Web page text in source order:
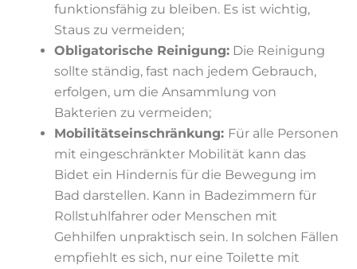
funktionsfähig zu bleiben. Es ist wichtig,
Staus zu vermeiden;
Obligatorische Reinigung: Die Reinigung
sollte ständig, fast nach jedem Gebrauch,
erfolgen, um die Ansammlung von
Bakterien zu vermeiden;
Mobilitätseinschränkung: Für alle Personen
mit eingeschränkter Mobilität kann das
Bidet ein Hindernis für die Bewegung im
Bad darstellen. Kann in Badezimmern für
Rollstuhlfahrer oder Menschen mit
Gehhilfen unpraktisch sein. In solchen Fällen
empfiehlt es sich, nur eine Toilette mit